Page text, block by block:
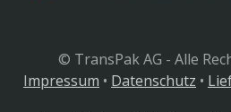
© TransPak AG - Alle
Impressum • Datenschutz •